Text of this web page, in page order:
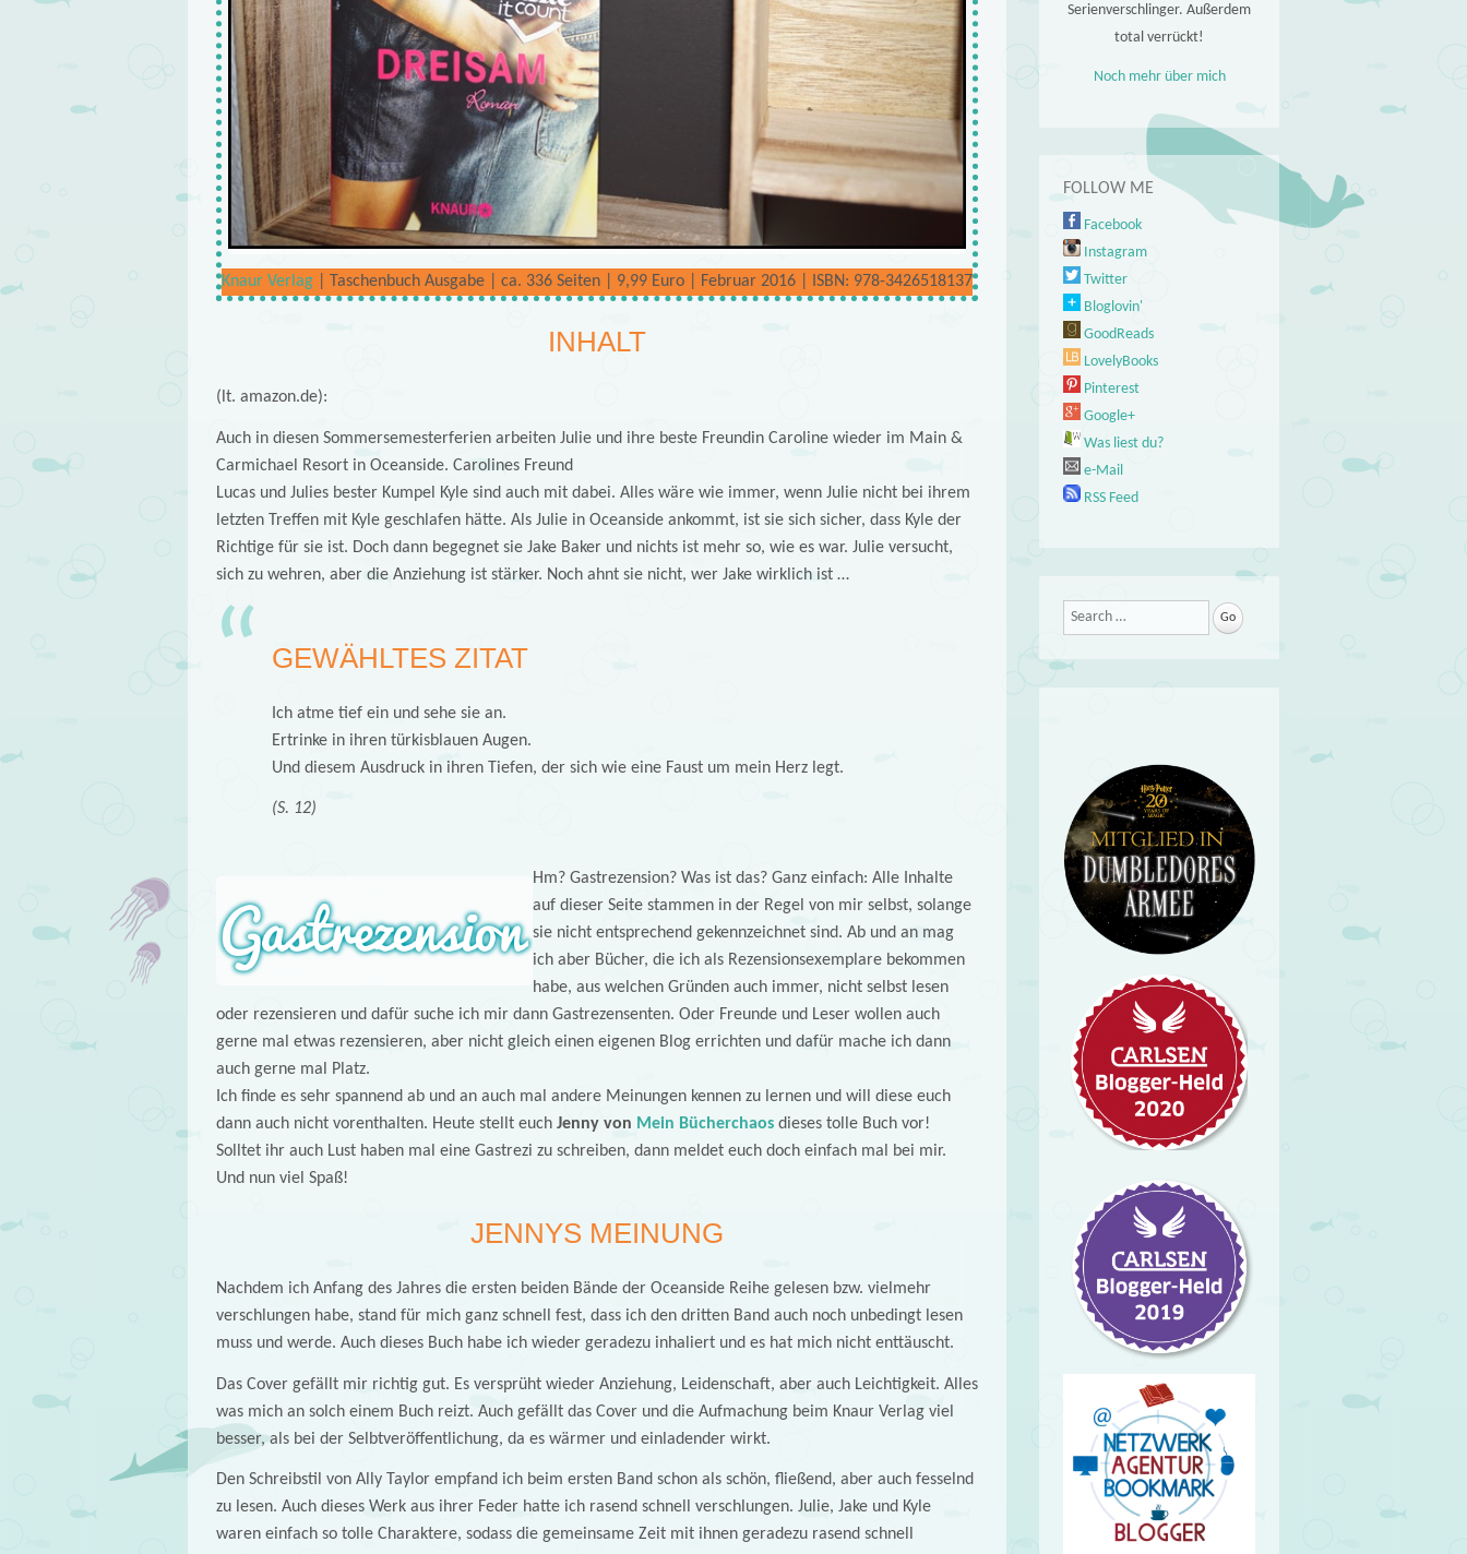
Knaur Verlag | Taschenbuch Ausgabe | ca. 336 Seiten | 9,99 Euro | Februar 2016 | ISBN: 978-3426518137
INHALT
(lt. amazon.de):
Auch in diesen Sommersemesterferien arbeiten Julie und ihre beste Freundin Caroline wieder im Main &
Carmichael Resort in Oceanside. Carolines Freund
Lucas und Julies bester Kumpel Kyle sind auch mit dabei. Alles wäre wie immer, wenn Julie nicht bei ihrem
letzten Treffen mit Kyle geschlafen hätte. Als Julie in Oceanside ankommt, ist sie sich sicher, dass Kyle der
Richtige für sie ist. Doch dann begegnet sie Jake Baker und nichts ist mehr so, wie es war. Julie versucht,
sich zu wehren, aber die Anziehung ist stärker. Noch ahnt sie nicht, wer Jake wirklich ist …
GEWÄHLTES ZITAT
Ich atme tief ein und sehe sie an.
Ertrinke in ihren türkisblauen Augen.
Und diesem Ausdruck in ihren Tiefen, der sich wie eine Faust um mein Herz legt.
(S. 12)
Hm? Gastrezension? Was ist das? Ganz einfach: Alle Inhalte
auf dieser Seite stammen in der Regel von mir selbst, solange
sie nicht entsprechend gekennzeichnet sind. Ab und an mag
ich aber Bücher, die ich als Rezensionsexemplare bekommen
habe, aus welchen Gründen auch immer, nicht selbst lesen
oder rezensieren und dafür suche ich mir dann Gastrezensenten. Oder Freunde und Leser wollen auch
gerne mal etwas rezensieren, aber nicht gleich einen eigenen Blog errichten und dafür mache ich dann
auch gerne mal Platz.
Ich finde es sehr spannend ab und an auch mal andere Meinungen kennen zu lernen und will diese euch
dann auch nicht vorenthalten. Heute stellt euch Jenny von Mein Bücherchaosdieses tolle Buch vor!
Solltet ihr auch Lust haben mal eine Gastrezi zu schreiben, dann meldet euch doch einfach mal bei mir.
Und nun viel Spaß!
JENNYS MEINUNG
Nachdem ich Anfang des Jahres die ersten beiden Bände der Oceanside Reihe gelesen bzw. vielmehr
verschlungen habe, stand für mich ganz schnell fest, dass ich den dritten Band auch noch unbedingt lesen
muss und werde. Auch dieses Buch habe ich wieder geradezu inhaliert und es hat mich nicht enttäuscht.
Das Cover gefällt mir richtig gut. Es versprüht wieder Anziehung, Leidenschaft, aber auch Leichtigkeit. Alles
was mich an solch einem Buch reizt. Auch gefällt das Cover und die Aufmachung beim Knaur Verlag viel
besser, als bei der Selbtveröffentlichung, da es wärmer und einladender wirkt.
Den Schreibstil von Ally Taylor empfand ich beim ersten Band schon als schön, fließend, aber auch fesselnd
zu lesen. Auch dieses Werk aus ihrer Feder hatte ich rasend schnell verschlungen. Julie, Jake und Kyle
waren einfach so tolle Charaktere, sodass die gemeinsame Zeit mit ihnen geradezu rasend schnell
Serienverschlinger. Außerdem
total verrückt!
Noch mehr über mich
FOLLOW ME
Facebook
Instagram
Twitter
Bloglovin'
GoodReads
LovelyBooks
Pinterest
Google+
Was liest du?
e-Mail
RSS Feed
Search